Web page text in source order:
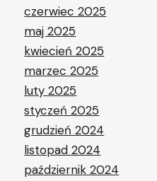
czerwiec 2025
maj 2025
kwiecień 2025
marzec 2025
luty 2025
styczeń 2025
grudzień 2024
listopad 2024
październik 2024